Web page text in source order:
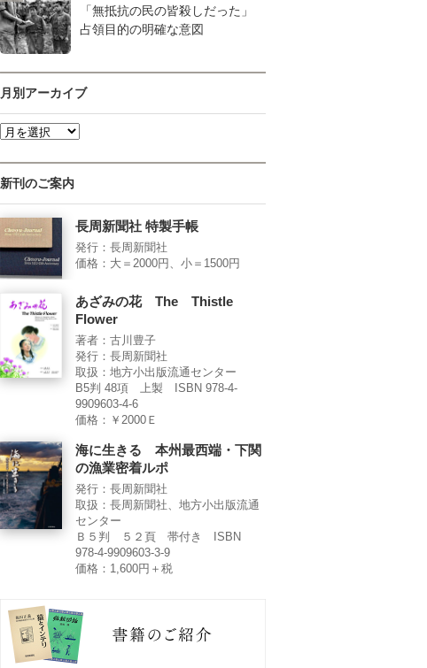
「無抵抗の民の皆殺しだった」
占領目的の明確な意図
月別アーカイブ
新刊のご案内
長周新聞社 特製手帳
発行：長周新聞社
価格：大＝2000円、小＝1500円
あざみの花 The Thistle
Flower
著者：古川豊子
発行：長周新聞社
取扱：地方小出版流通センター
B5判 48項 上製 ISBN 978-4-
9909603-4-6
価格：￥2000Ｅ
海に生きる 本州最西端・下関
の漁業密着ルポ
発行：長周新聞社
取扱：長周新聞社、地方小出版流通
センター
Ｂ５判 ５２頁 帯付き ISBN
978-4-9909603-3-9
価格：1,600円＋税